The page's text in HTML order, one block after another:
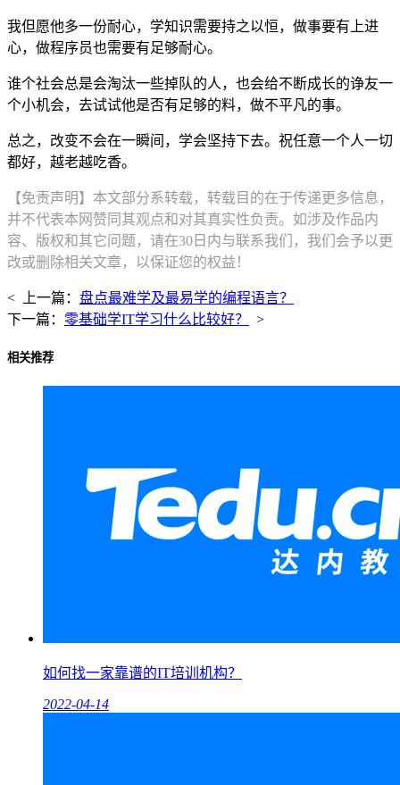
我但愿他多一份耐心，学知识需要持之以恒，做事要有上进
心，做程序员也需要有足够耐心。
谁个社会总是会淘汰一些掉队的人，也会给不断成长的诤友一
个小机会，去试试他是否有足够的料，做不平凡的事。
总之，改变不会在一瞬间，学会坚持下去。祝任意一个人一切
都好，越老越吃香。
【免责声明】本文部分系转载，转载目的在于传递更多信息，
并不代表本网赞同其观点和对其真实性负责。如涉及作品内
容、版权和其它问题，请在30日内与联系我们，我们会予以更
改或删除相关文章，以保证您的权益！
< 上一篇： 盘点最难学及最易学的编程语言？
下一篇： 零基础学IT学习什么比较好？ >
相关推荐
如何找一家靠谱的IT培训机构？
2022-04-14